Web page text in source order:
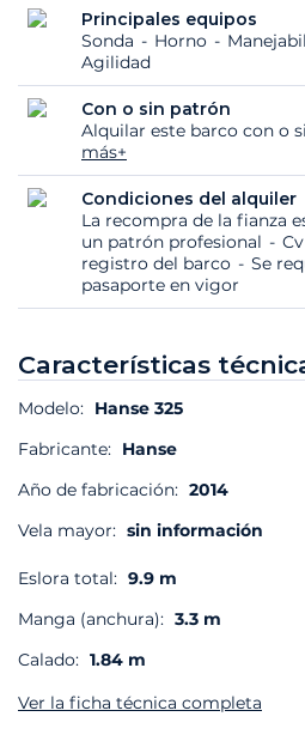
Principales equipos
Sonda
Horno
Agilidad
Con o sin patrón
Alquilar este barco con o
más+
Condiciones del alquiler
La recompra de la fianza
un patrón profesional
registro del barco
Se
pasaporte en vigor
Características
Modelo: Hanse 325
Fabricante: Hanse
Año de fabricación: 2014
Vela mayor: sin información
Eslora total: 9.9 m
Manga (anchura): 3.3 m
Calado: 1.84 m
Ver la ficha técnica completa